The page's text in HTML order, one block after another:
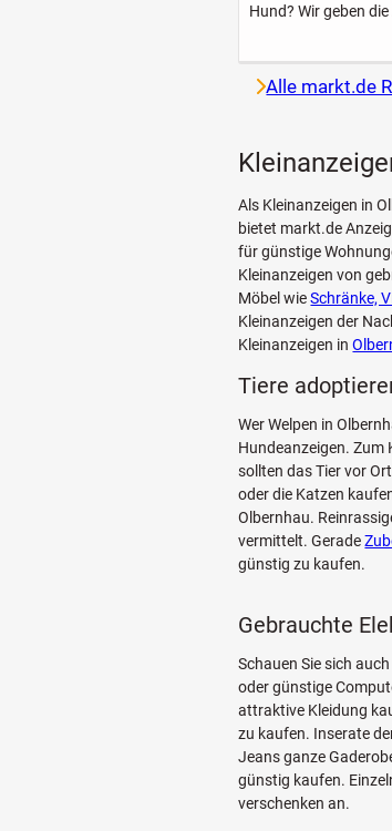
Hund? Wir geben
Alle markt.de
Als Kleinanzeigen in
bietet markt.de
für günstige
Kleinanzeigen von
Möbel wieSchränke,
Kleinanzeigen der
Kleinanzeigen in
Tiere
Wer Welpen in
Hundeanzeigen. Zum
sollten das Tier vor
oder die Katzen
Olbernhau.
vermittelt. Gerade
günstig zu kaufen.
Gebrauchte
Schauen Sie sich
oder günstige
attraktive Kleidung
zu kaufen. Inserate
Jeans ganze
günstig kaufen.
verschenken an.